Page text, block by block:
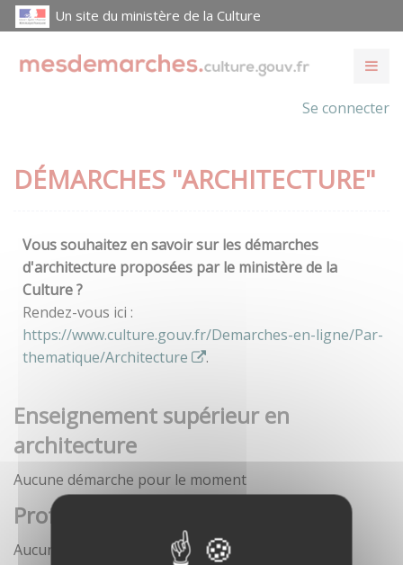
Un site du ministère de la Culture
Se connecter
DÉMARCHES "ARCHITECTURE"
Vous souhaitez en savoir sur les démarches
d'architecture proposées par le ministère de la
Culture ?
Rendez-vous ici :
https://www.culture.gouv.fr/Demarches-en-ligne/Par-
thematique/Architecture
.
Enseignement supérieur en
architecture
Aucune démarche pour le moment
Profession architecte
Aucune démarche pour le moment